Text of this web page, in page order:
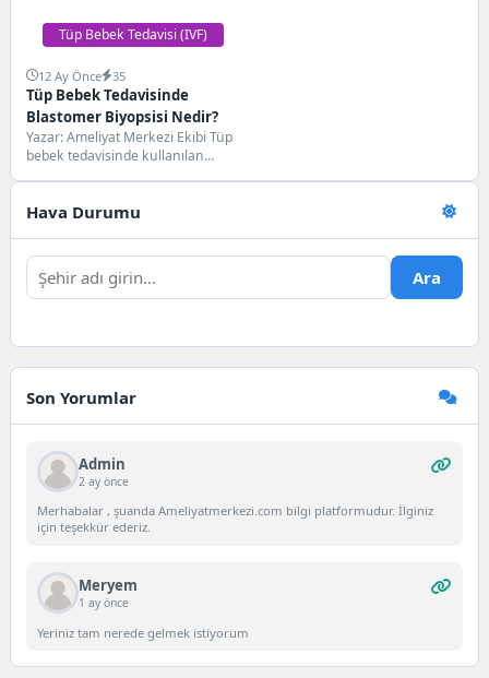
Tüp Bebek Tedavisi (IVF)
12 Ay Önce 35
Tüp Bebek Tedavisinde
Blastomer Biyopsisi Nedir?
Yazar: Ameliyat Merkezi Ekibi Tüp
bebek tedavisinde kullanılan
Hava Durumu
Ara
Son Yorumlar
Admin
2 ay önce
Merhabalar , şuanda Ameliyatmerkezi.com bilgi platformudur. İlginiz
için teşekkür ederiz.
Meryem
1 ay önce
Yeriniz tam nerede gelmek istiyorum